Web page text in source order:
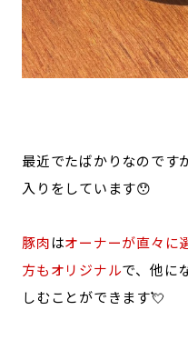
最近でたばかりなのです
入りをしています😯
豚肉はオーナーが直々に
方もオリジナルで、他に
しむことができます💘